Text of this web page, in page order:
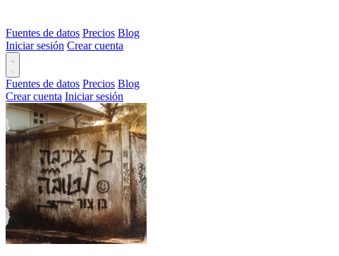
Fuentes de datos Precios Blog
Iniciar sesión Crear cuenta
Fuentes de datos Precios Blog
Crear cuenta Iniciar sesión